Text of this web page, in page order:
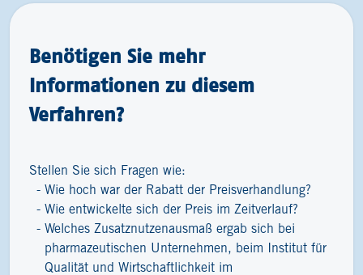
Benötigen Sie mehr
Informationen zu diesem
Verfahren?
Stellen Sie sich Fragen wie:
Wie hoch war der Rabatt der Preisverhandlung?
Wie entwickelte sich der Preis im Zeitverlauf?
Welches Zusatznutzenausmaß ergab sich bei
pharmazeutischen Unternehmen, beim Institut für
Qualität und Wirtschaftlichkeit im